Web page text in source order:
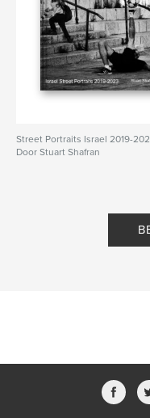
Street Portraits Israel 2019-
Door Stuart Shafran